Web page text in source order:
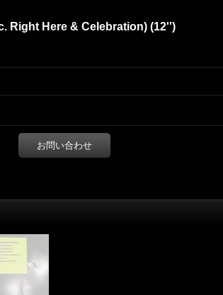
Right Here & Celebration) (12'')
お問い合わせ